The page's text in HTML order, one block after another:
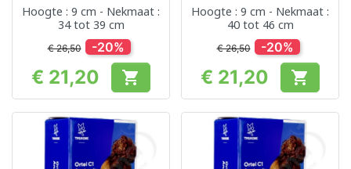
Hoogte : 9 cm - Nekmaat :
34 tot 39 cm
€ 26,50 -20%
Prijs
€ 21,20 
Hoogte : 9 cm - Nekmaat :
40 tot 46 cm
€ 26,50 -20%
Prijs
€ 21,20 